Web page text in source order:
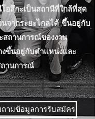
อสึกะเป็นสถานีที่ใกล้ที่สุด
จากระยะไกลได้ ขึ้นอยู่กับ
สถานการณ์ของงาน
งขึ้นอยู่กับตำแหน่งและ
านการณ์
ามข้อมูลการรับสมัคร